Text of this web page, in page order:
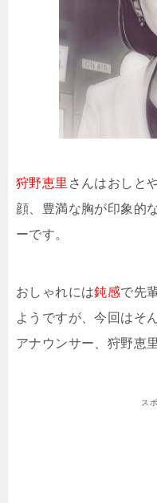
狩野恵里 さんはおしと
顔、豊満な胸が印象的
ーです。
おしゃれには鈍感で先
ようですが、今回はそ
アナウンサー、狩野恵
ス